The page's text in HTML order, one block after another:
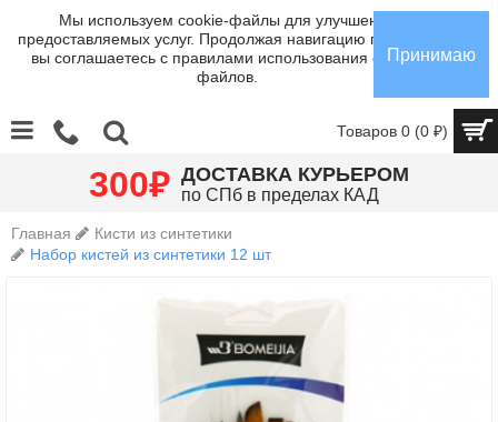
Мы используем cookie-файлы для улучшения
предоставляемых услуг. Продолжая навигацию по сайту,
вы соглашаетесь с правилами использования cookie-
файлов.
Принимаю
Товаров 0 (0 ₽)
300₽ ДОСТАВКА КУРЬЕРОМ
по СПб в пределах КАД
Главная
Кисти из синтетики
Набор кистей из синтетики 12 шт